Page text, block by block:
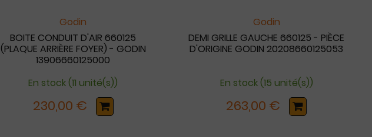
Godin
BOITE CONDUIT D'AIR 660125
(PLAQUE ARRIÈRE FOYER) - GODIN
13906660125000
En stock (11 unité(s))
230,00 €
Godin
DEMI GRILLE GAUCHE 660125 - PIÈCE
D'ORIGINE GODIN 20208660125053
En stock (15 unité(s))
263,00 €